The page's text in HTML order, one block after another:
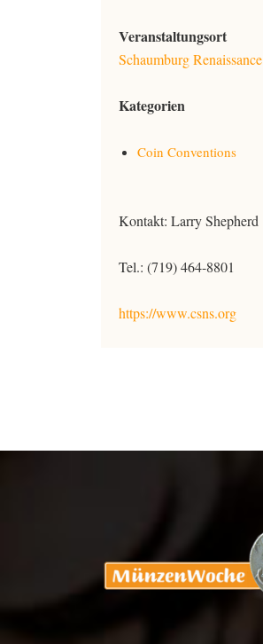
Veranstaltungsort
Schaumburg
Kategorien
Coin Conventions
Kontakt: Larry Shepherd
Tel.: (719) 464-8801
https://www.csns.org